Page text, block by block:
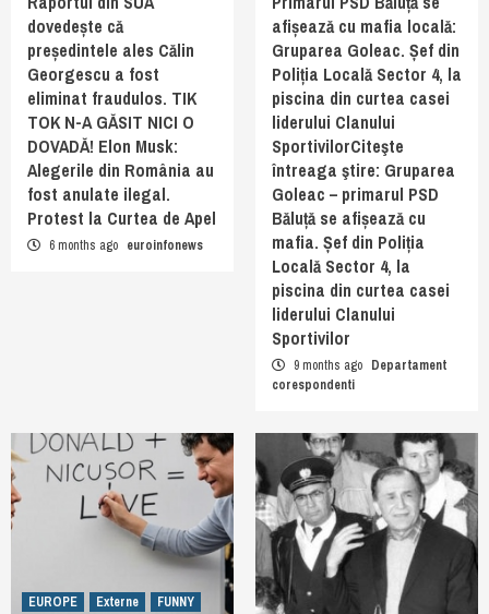
dovedește că
președintele ales Călin
Georgescu a fost
eliminat fraudulos. TIK
TOK N-A GĂSIT NICI O
DOVADĂ! Elon Musk:
Alegerile din România au
fost anulate ilegal.
Protest la Curtea de Apel
6 months ago euroinfonews
afișează cu mafia locală:
Gruparea Goleac. Șef din
Poliția Locală Sector 4, la
piscina din curtea casei
liderului Clanului
SportivilorCiteşte
întreaga ştire: Gruparea
Goleac – primarul PSD
Băluță se afișează cu
mafia. Șef din Poliția
Locală Sector 4, la
piscina din curtea casei
liderului Clanului
Sportivilor
9 months ago Departament
corespondenti
EUROPE Externe
FUNNY